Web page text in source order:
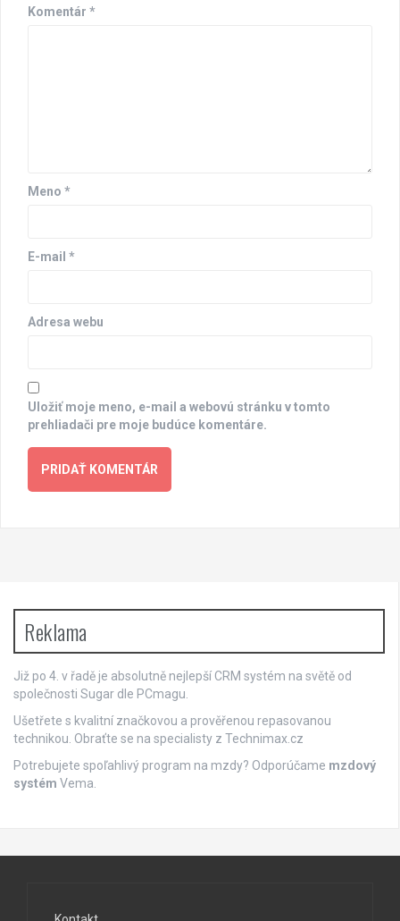
Komentár *
Meno *
E-mail *
Adresa webu
Uložiť moje meno, e-mail a webovú stránku v tomto
prehliadači pre moje budúce komentáre.
Reklama
Již po 4. v řadě je absolutně nejlepší CRM systém na světě od
společnosti Sugar dle PCmagu.
Ušetřete s kvalitní značkovou a prověřenou repasovanou
technikou. Obraťte se na specialisty z Technimax.cz
Potrebujete spoľahlivý program na mzdy? Odporúčame mzdový
systém Vema.